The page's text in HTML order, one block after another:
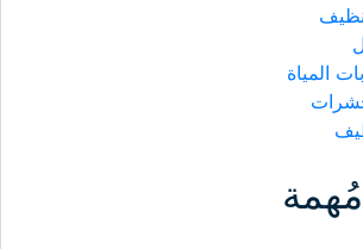
المياة